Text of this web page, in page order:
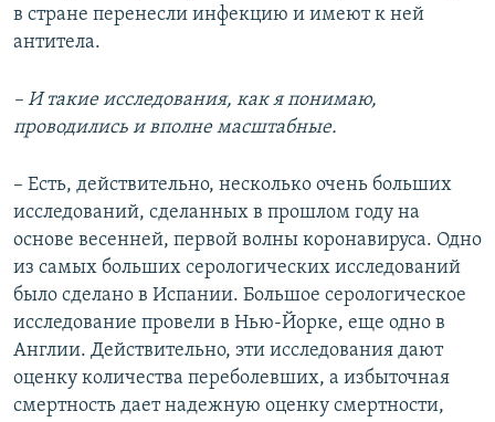
в стране перенесли инфекцию и имеют к ней
антитела.
– И такие исследования, как я понимаю,
проводились и вполне масштабные.
– Есть, действительно, несколько очень больших
исследований, сделанных в прошлом году на
основе весенней, первой волны коронавируса. Одно
из самых больших серологических исследований
было сделано в Испании. Большое серологическое
исследование провели в Нью-Йорке, еще одно в
Англии. Действительно, эти исследования дают
оценку количества переболевших, а избыточная
смертность дает надежную оценку смертности,